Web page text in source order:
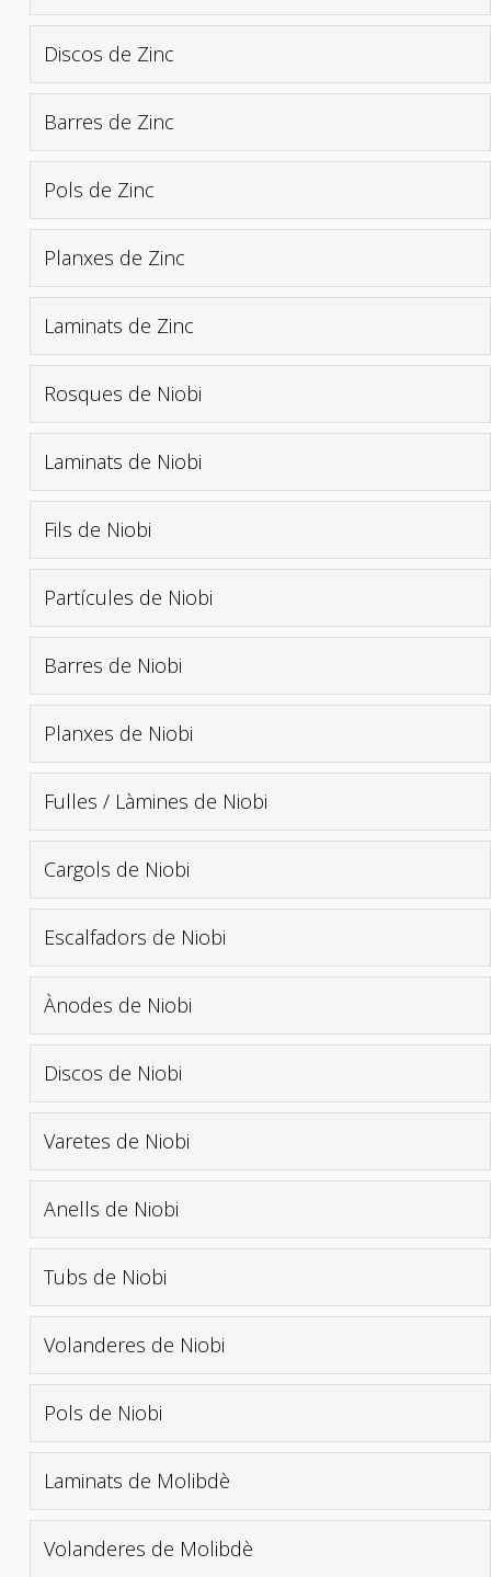
Discos de Zinc
Barres de Zinc
Pols de Zinc
Planxes de Zinc
Laminats de Zinc
Rosques de Niobi
Laminats de Niobi
Fils de Niobi
Partícules de Niobi
Barres de Niobi
Planxes de Niobi
Fulles / Làmines de Niobi
Cargols de Niobi
Escalfadors de Niobi
Ànodes de Niobi
Discos de Niobi
Varetes de Niobi
Anells de Niobi
Tubs de Niobi
Volanderes de Niobi
Pols de Niobi
Laminats de Molibdè
Volanderes de Molibdè